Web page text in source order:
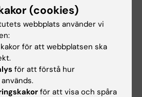
räknas som ett
Examinationstillfälle till
anmält sig men inte
som examinationstillfälle.
obligatoriskt
studenten själv för
(cookies)
webbplats använder vi
kakor för att webbplatsen ska
för att förstå hur
för att visa och spåra